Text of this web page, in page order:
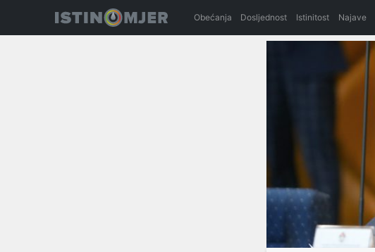
Obećanja Dosljednost Istinitost Najave